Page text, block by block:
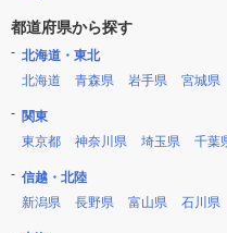
都道府県から探す
北海道・東北
北海道
青森県 岩手県 宮城県
関東
東京都
神奈川県 埼玉県 千葉
信越・北陸
新潟県
長野県 富山県 石川県